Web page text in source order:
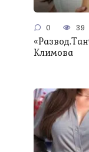
0 39
Климова